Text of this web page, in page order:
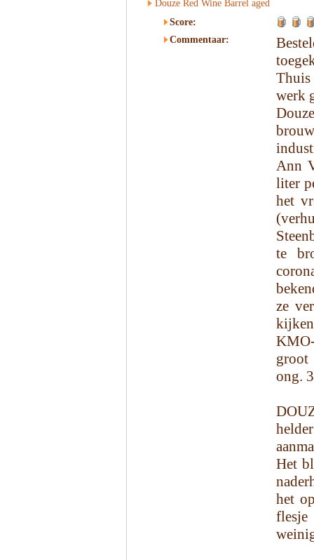
Douze Red Wine Barrel aged
Score:
Commentaar:
werk
Ann
liter
het
te
ze
ong.
Het
het